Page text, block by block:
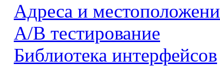
Адреса и
А/В тестирование
Библиотека интерфейсов